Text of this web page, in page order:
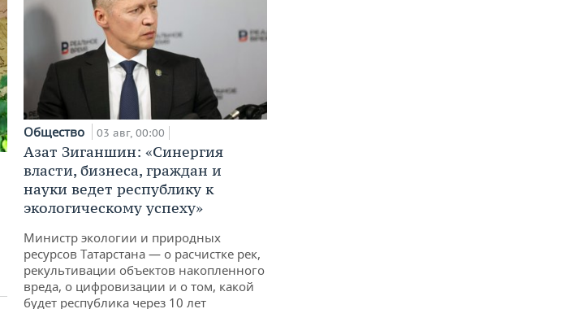
Общество 03 авг, 00:00
Азат Зиганшин: «Синергия
власти, бизнеса, граждан и
науки ведет республику к
экологическому успеху»
Министр экологии и природных
ресурсов Татарстана — о расчистке рек,
рекультивации объектов накопленного
вреда, о цифровизации и о том, какой
будет республика через 10 лет